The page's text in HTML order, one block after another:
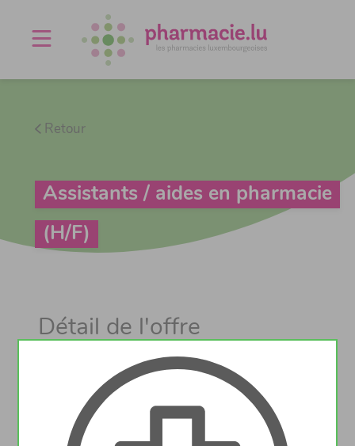
Agenda
À propos
Retour
Assistants / aides en pharmacie
(H/F)
Détail de l'offre
La Pharmacie du Lion d'Echternach désire
engager un(e) assistant(e) en pharmacie ä
temps plein avec entrée immédiate ou à
convenir.